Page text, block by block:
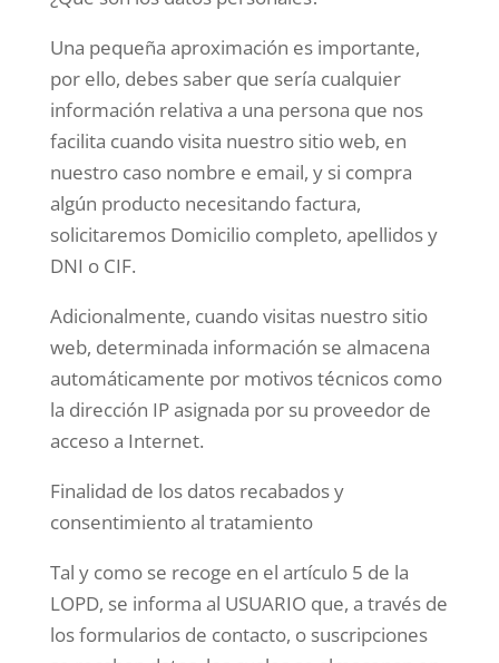
Una pequeña aproximación es importante,
por ello, debes saber que sería cualquier
información relativa a una persona que nos
facilita cuando visita nuestro sitio web, en
nuestro caso nombre e email, y si compra
algún producto necesitando factura,
solicitaremos Domicilio completo, apellidos y
DNI o CIF.
Adicionalmente, cuando visitas nuestro sitio
web, determinada información se almacena
automáticamente por motivos técnicos como
la dirección IP asignada por su proveedor de
acceso a Internet.
Finalidad de los datos recabados y
consentimiento al tratamiento
Tal y como se recoge en el artículo 5 de la
LOPD, se informa al USUARIO que, a través de
los formularios de contacto, o suscripciones